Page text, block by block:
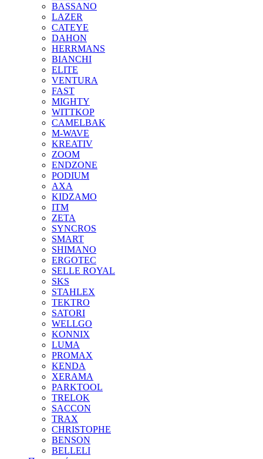
BASSANO
LAZER
CATEYE
DAHON
HERRMANS
BIANCHI
ELITE
VENTURA
FAST
MIGHTY
WITTKOP
CAMELBAK
M-WAVE
KREATIV
ZOOM
ENDZONE
PODIUM
AXA
KIDZAMO
ITM
ZETA
SYNCROS
SMART
SHIMANO
ERGOTEC
SELLE ROYAL
SKS
STAHLEX
TEKTRO
SATORI
WELLGO
KONNIX
LUMA
PROMAX
KENDA
XERAMA
PARKTOOL
TRELOK
SACCON
TRAX
CHRISTOPHE
BENSON
BELLELI